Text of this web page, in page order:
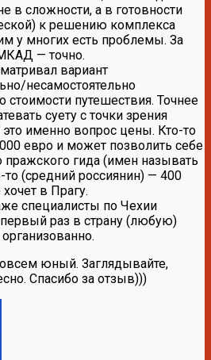
в сложности, а в готовности
к решению комплекса
у многих есть проблемы. За
— точно.
вариант
несамостоятельно
стоимости путешествия. Точнее
суету с точки зрения
именно вопрос цены. Кто-то
евро и может позволить себе
пражского гида (имен называть
то (средний россиянин) — 400
в Прагу.
специалисты по Чехии
первый раз в страну (любую)
юный. Заглядывайте,
Спасибо за отзыв)))